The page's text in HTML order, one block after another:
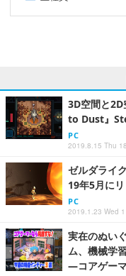
3D空間と
to Dust』
PC
2019.8.15 Thu
ゼルダライ
19年5月に
PC
2019.1.23 Wed
実在のぬい
ム、機械学
―コアゲー